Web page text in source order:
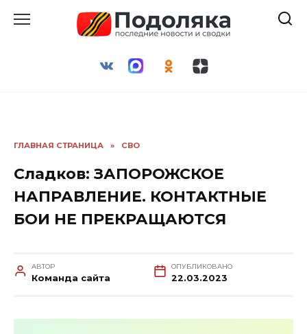
ГЛАВНАЯ СТРАНИЦА » СВО
Сладков: ЗАПОРОЖСКОЕ
НАПРАВЛЕНИЕ. КОНТАКТНЫЕ
БОИ НЕ ПРЕКРАЩАЮТСЯ
АВТОР
Команда сайта
ОПУБЛИКОВАНО
22.03.2023